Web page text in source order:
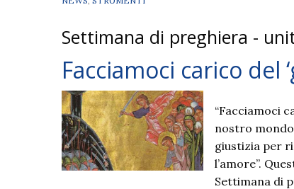
Settimana di preghiera -
Facciamoci carico del
“Facciamoci
nostro
giustizia per
l’amore”.
Settimana di